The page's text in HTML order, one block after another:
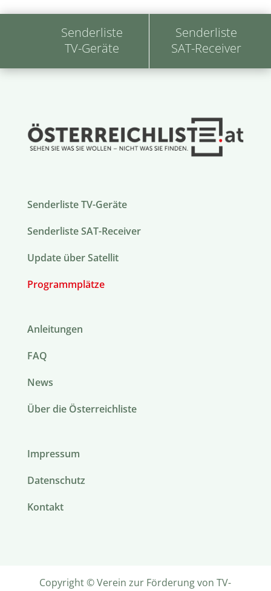
Senderliste
TV-Geräte
Senderliste
SAT-Receiver
Senderliste TV-Geräte
Senderliste SAT-Receiver
Update über Satellit
Programmplätze
Anleitungen
FAQ
News
Über die Österreichliste
Impressum
Datenschutz
Kontakt
Copyright © Verein zur Förderung von TV-